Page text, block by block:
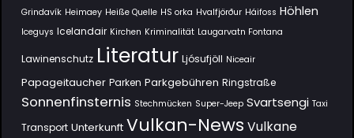
Grindavík Heimaey Heiße Quelle HS orka Hvalfjörður Háifoss Höhlen
Iceguys Icelandair Kirchen Kriminalität Laugarvatn Fontana
Lawinenschutz Literatur Ljósufjöll Niceair
Papageitaucher Parken Parkgebühren Ringstraße
Sonnenfinsternis Stechmücken Super-Jeep Svartsengi Taxi
Transport Unterkunft Vulkan-News Vulkane